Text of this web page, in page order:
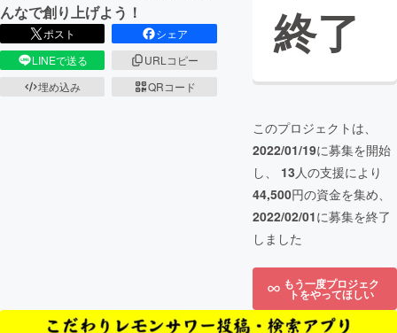
んなで創り上げよう！
ポスト
シェア
LINEで送る
URLコピー
埋め込み
QRコード
終了
このプロジェクトは、
2022/01/19に募集を開始
し、 13人の支援により
44,500円の資金を集め、
2022/02/01に募集を終了
しました
もう一度プロジェク
トをやってほしい